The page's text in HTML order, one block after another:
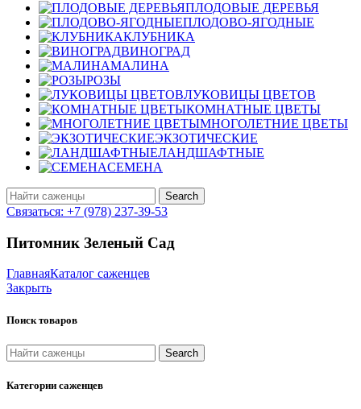
ПЛОДОВЫЕ ДЕРЕВЬЯ
ПЛОДОВО-ЯГОДНЫЕ
КЛУБНИКА
ВИНОГРАД
МАЛИНА
РОЗЫ
ЛУКОВИЦЫ ЦВЕТОВ
КОМНАТНЫЕ ЦВЕТЫ
МНОГОЛЕТНИЕ ЦВЕТЫ
ЭКЗОТИЧЕСКИЕ
ЛАНДШАФТНЫЕ
СЕМЕНА
Search
Связаться: +7 (978) 237-39-53
Питомник Зеленый Сад
ГлавнаяКаталог саженцев
Закрыть
Поиск товаров
Search
Категории саженцев